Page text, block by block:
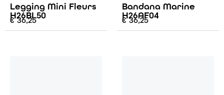
Legging Mini Fleurs
H26BL50
€36,25
Bandana Marine
H26AF04
€36,25